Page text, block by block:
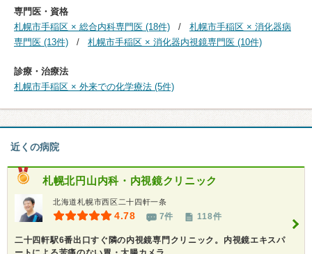
専門医・資格
札幌市手稲区 × 総合内科専門医 (18件)
札幌市手稲区 × 消化器病
専門医 (13件)
札幌市手稲区 × 消化器内視鏡専門医 (10件)
診療・治療法
札幌市手稲区 × 外来での化学療法 (5件)
近くの病院
札幌北円山内科・内視鏡クリニック
北海道札幌市西区二十四軒一条
4.78 7件 118件
二十四軒駅6番出口すぐ隣の内視鏡専門クリニック。内視鏡エキスパ